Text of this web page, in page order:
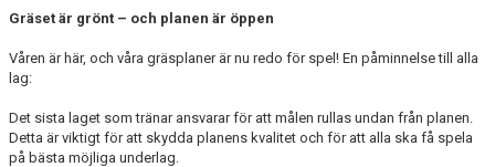
KLUBBSHOP
TILL FÖRÄLDRAR
Gräset är grönt – och planen är öppen
Våren är här, och våra gräsplaner är nu redo för spel! En påminnelse till alla
lag:
Det sista laget som tränar ansvarar för att målen rullas undan från planen.
Detta är viktigt för att skydda planens kvalitet och för att alla ska få spela
på bästa möjliga underlag.